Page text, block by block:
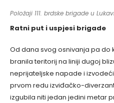
Položaji 111. brdske brigade u
Ratni put i uspjesi brigade
Od dana svog osnivanja pa do
branila teritorij na liniji dugoj
neprijateljske napade i
prvom redu izviđačko-
izgubila niti jedan jedini metar